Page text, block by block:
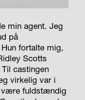
min agent. Jeg
på
fortalte mig,
Scotts
Til castingen
virkelig var i
være fuldstændig